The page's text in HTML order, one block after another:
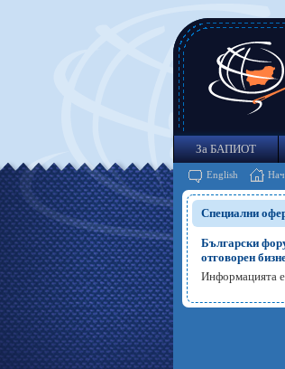
За БАПИОТ
English
Специални
Български
отговорен
Информацията